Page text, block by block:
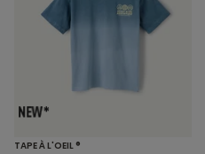
TAPE À L'OEIL ®